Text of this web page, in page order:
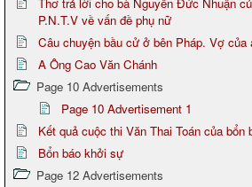
P.N.T.V về vấn đề phụ nữ
Câu chuyện bầu cử ở bên Pháp. Vợ của
A Ông Cao Văn Chánh
Page 10 Advertisements
Page 10 Advertisement 1
Kết quả cuộc thi Văn Thai Toán của bổn
Bổn báo khởi sự
Page 12 Advertisements